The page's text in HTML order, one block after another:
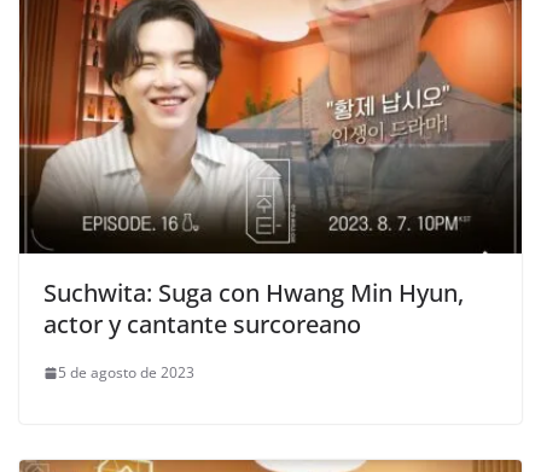
Suchwita: Suga con Hwang Min Hyun,
actor y cantante surcoreano
5 de agosto de 2023